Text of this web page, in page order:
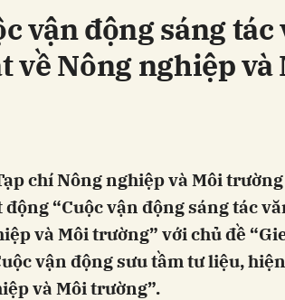
vận động sáng tác
về Nông nghiệp và
chí Nông nghiệp và Môi
“Cuộc vận động sáng tác
và Môi trường” với chủ đề
vận động sưu tầm tư liệu,
và Môi trường”.